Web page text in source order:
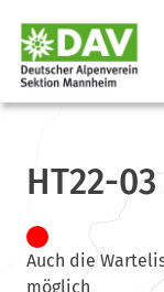
HT22-
Auch die
möglich